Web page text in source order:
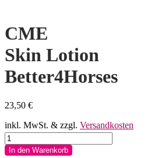
CME
Skin Lotion
Better4Horses
23,50 €
inkl. MwSt. & zzgl. Versandkosten
CME
Skin
In den Warenkorb